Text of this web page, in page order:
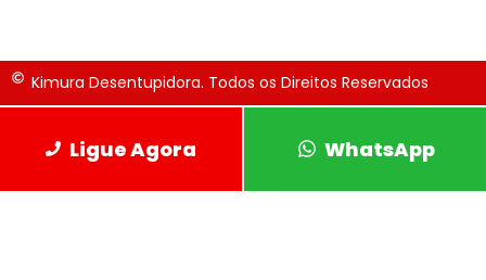
Kimura Desentupidora. Todos os Direitos Reservados
Ligue Agora WhatsApp